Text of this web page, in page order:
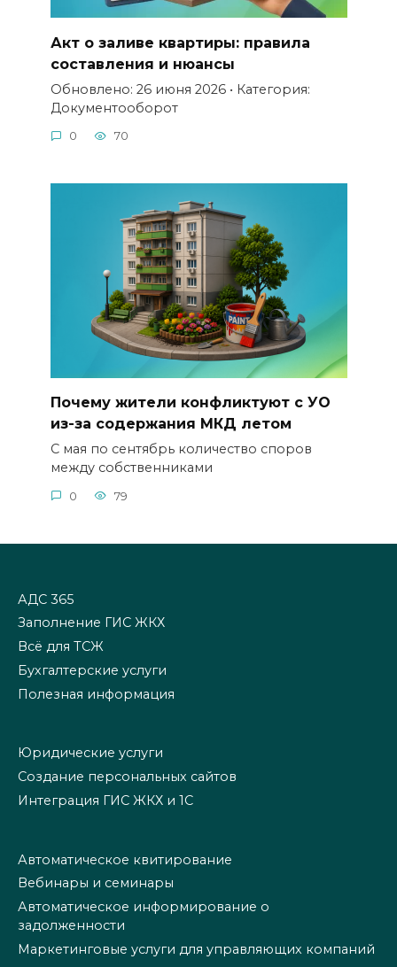
Акт о заливе квартиры: правила
составления и нюансы
Обновлено: 26 июня 2026 • Категория:
Документооборот
0 70
Почему жители конфликтуют с УО
из-за содержания МКД летом
С мая по сентябрь количество споров
между собственниками
0 79
АДС 365
Заполнение ГИС ЖКХ
Всё для ТСЖ
Бухгалтерские услуги
Полезная информация
Юридические услуги
Создание персональных сайтов
Интеграция ГИС ЖКХ и 1С
Автоматическое квитирование
Вебинары и семинары
Автоматическое информирование о
задолженности
Маркетинговые услуги для управляющих компаний